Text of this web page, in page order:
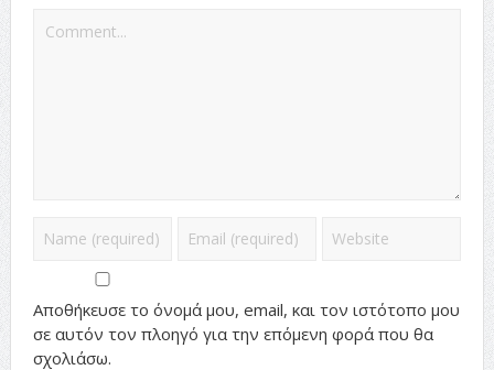
Αποθήκευσε το όνομά μου, email, και τον ιστότοπο μου
σε αυτόν τον πλοηγό για την επόμενη φορά που θα
σχολιάσω.